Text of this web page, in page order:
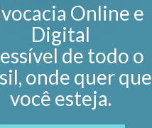
Online e
Digital
de todo o
onde quer que
você esteja.